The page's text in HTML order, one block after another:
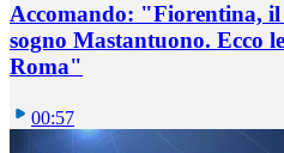
Accomando: "Fiorentina,
sogno Mastantuono. Ecco
Roma"
00:57